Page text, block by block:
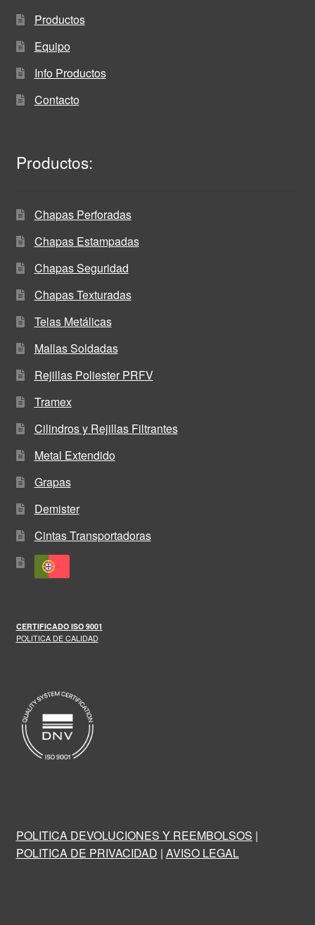
Productos
Equipo
Info Productos
Contacto
Productos:
Chapas Perforadas
Chapas Estampadas
Chapas Seguridad
Chapas Texturadas
Telas Metálicas
Mallas Soldadas
Rejillas Poliester PRFV
Tramex
Cilindros y Rejillas Filtrantes
Metal Extendido
Grapas
Demister
Cintas Transportadoras
CERTIFICADO ISO 9001
POLITICA DE CALIDAD
POLITICA DEVOLUCIONES Y REEMBOLSOS |
POLITICA DE PRIVACIDAD | AVISO LEGAL